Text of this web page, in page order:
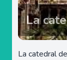
La
La catedral